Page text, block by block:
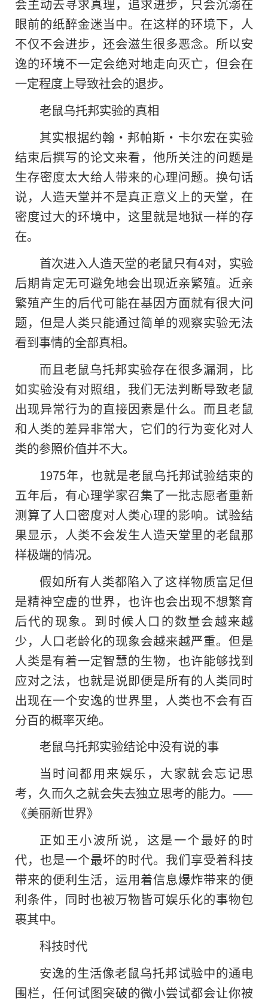
眼前的纸醉金迷当中。在这样的环境下，人
不仅不会进步，还会滋生很多恶念。所以安
逸的环境不一定会绝对地走向灭亡，但会在
一定程度上导致社会的退步。
老鼠乌托邦实验的真相
其实根据约翰·邦帕斯·卡尔宏在实验
结束后撰写的论文来看，他所关注的问题是
生存密度太大给人带来的心理问题。换句话
说，人造天堂并不是真正意义上的天堂，在
密度过大的环境中，这里就是地狱一样的存
在。
首次进入人造天堂的老鼠只有4对，实验
后期肯定无可避免地会出现近亲繁殖。近亲
繁殖产生的后代可能在基因方面就有很大问
题，但是人类只能通过简单的观察实验无法
看到事情的全部真相。
而且老鼠乌托邦实验存在很多漏洞，比
如实验没有对照组，我们无法判断导致老鼠
出现异常行为的直接因素是什么。而且老鼠
和人类的差异非常大，它们的行为变化对人
类的参照价值并不大。
1975年，也就是老鼠乌托邦试验结束的
五年后，有心理学家召集了一批志愿者重新
测算了人口密度对人类心理的影响。试验结
果显示，人类不会发生人造天堂里的老鼠那
样极端的情况。
假如所有人类都陷入了这样物质富足但
是精神空虚的世界，也许也会出现不想繁育
后代的现象。到时候人口的数量会越来越
少，人口老龄化的现象会越来越严重。但是
人类是有着一定智慧的生物，也许能够找到
应对之法，也就是说即便是所有的人类同时
出现在一个安逸的世界里，人类也不会有百
分百的概率灭绝。
老鼠乌托邦实验结论中没有说的事
当时间都用来娱乐，大家就会忘记思
考，久而久之就会失去独立思考的能力。——
《美丽新世界》
正如王小波所说，这是一个最好的时
代，也是一个最坏的时代。我们享受着科技
带来的便利生活，运用着信息爆炸带来的便
利条件，同时也被万物皆可娱乐化的事物包
裹其中。
科技时代
安逸的生活像老鼠乌托邦试验中的通电
围栏，任何试图突破的微小尝试都会让你被